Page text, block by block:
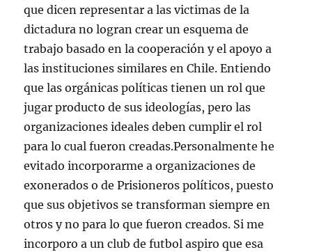
«MUERTE»
LOS
EX
PRISIONEROS
que dicen representar a las victimas de la
dictadura no logran crear un esquema de
trabajo basado en la cooperación y el apoyo a
las instituciones similares en Chile. Entiendo
que las orgánicas políticas tienen un rol que
jugar producto de sus ideologías, pero las
organizaciones ideales deben cumplir el rol
para lo cual fueron creadas.Personalmente he
evitado incorporarme a organizaciones de
exonerados o de Prisioneros políticos, puesto
que sus objetivos se transforman siempre en
otros y no para lo que fueron creados. Si me
incorporo a un club de futbol aspiro que esa